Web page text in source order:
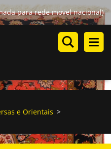
para rede movel nacional)
e Orientais >